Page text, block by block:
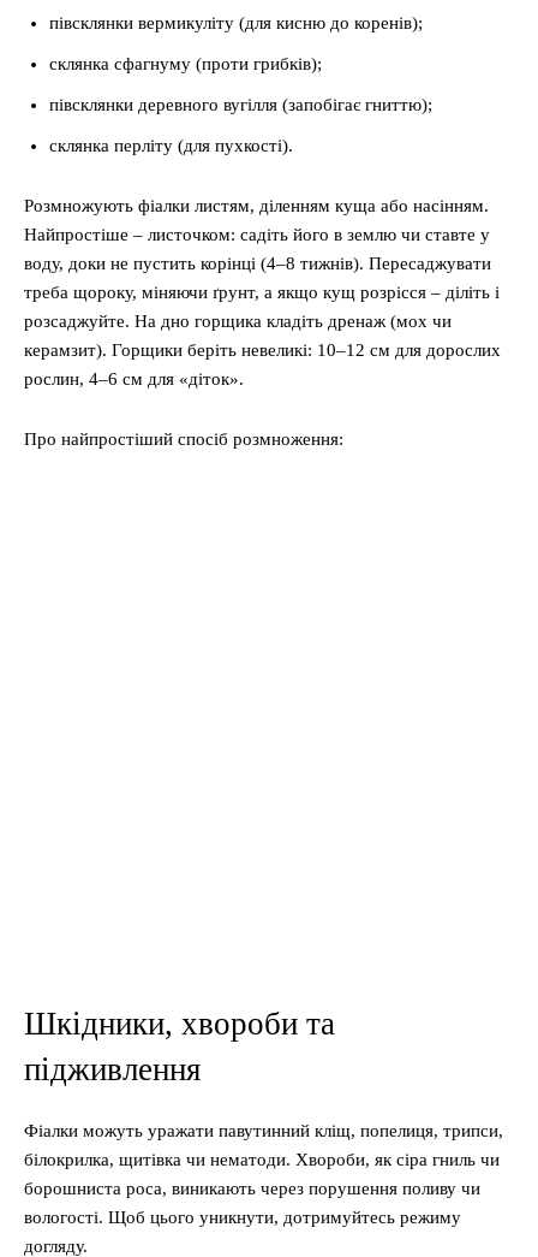
півсклянки вермикуліту (для кисню до коренів);
склянка сфагнуму (проти грибків);
півсклянки деревного вугілля (запобігає гниттю);
склянка перліту (для пухкості).
Розмножують фіалки листям, діленням куща або насінням.
Найпростіше – листочком: садіть його в землю чи ставте у
воду, доки не пустить корінці (4–8 тижнів). Пересаджувати
треба щороку, міняючи ґрунт, а якщо кущ розрісся – діліть і
розсаджуйте. На дно горщика кладіть дренаж (мох чи
керамзит). Горщики беріть невеликі: 10–12 см для дорослих
рослин, 4–6 см для «діток».
Про найпростіший спосіб розмноження:
Шкідники, хвороби та
підживлення
Фіалки можуть уражати павутинний кліщ, попелиця, трипси,
білокрилка, щитівка чи нематоди. Хвороби, як сіра гниль чи
борошниста роса, виникають через порушення поливу чи
вологості. Щоб цього уникнути, дотримуйтесь режиму
догляду.